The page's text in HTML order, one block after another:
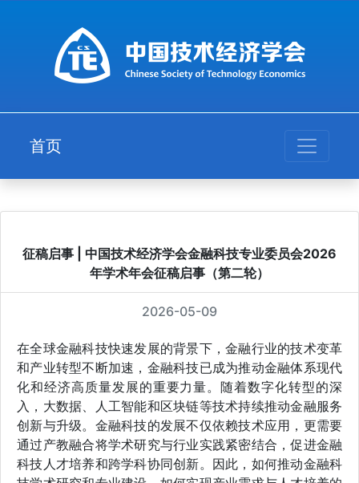
首页
征稿启事 | 中国技术经济学会金融科技专业委员会2026
年学术年会征稿启事（第二轮）
2026-05-09
在全球金融科技快速发展的背景下，金融行业的技术变革
和产业转型不断加速，金融科技已成为推动金融体系现代
化和经济高质量发展的重要力量。随着数字化转型的深
入，大数据、人工智能和区块链等技术持续推动金融服务
创新与升级。金融科技的发展不仅依赖技术应用，更需要
通过产教融合将学术研究与行业实践紧密结合，促进金融
科技人才培养和跨学科协同创新。因此，如何推动金融科